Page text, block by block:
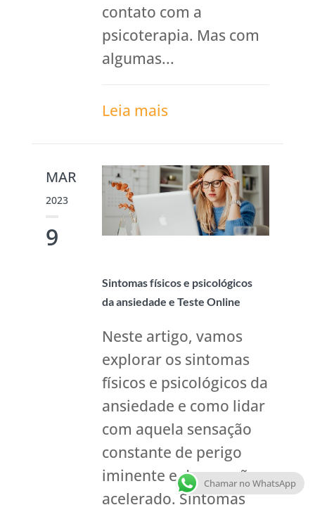
contato com a
psicoterapia. Mas com
algumas...
Leia mais
MAR
2023
9
Sintomas físicos e psicológicos
da ansiedade e Teste Online
Neste artigo, vamos
explorar os sintomas
físicos e psicológicos da
ansiedade e como lidar
com aquela sensação
constante de perigo
iminente e de coração
acelerado. Sintomas
Chamar no WhatsApp